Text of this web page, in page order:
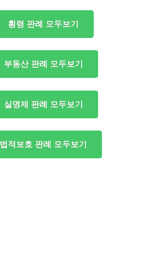
횡령 판례 모두보기
부동산 판례 모두보기
실명제 판례 모두보기
법적보호 판례 모두보기